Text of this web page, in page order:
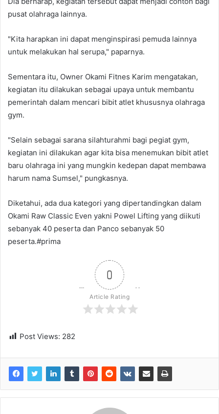
pusat olahraga lainnya.
"Kita harapkan ini dapat menginspirasi pemuda lainnya
untuk melakukan hal serupa," paparnya.
Sementara itu, Owner Okami Fitnes Karim mengatakan,
kegiatan itu dilakukan sebagai upaya untuk membantu
pemerintah dalam mencari bibit atlet khususnya olahraga
gym.
"Selain sebagai sarana silahturahmi bagi pegiat gym,
kegiatan ini dilakukan agar kita bisa menemukan bibit atlet
baru olahraga ini yang mungkin kedepan dapat membawa
harum nama Sumsel," pungkasnya.
Diketahui, ada dua kategori yang dipertandingkan dalam
Okami Raw Classic Even yakni Powel Lifting yang diikuti
sebanyak 40 peserta dan Panco sebanyak 50
peserta.#prima
0
Article Rating
Post Views: 282